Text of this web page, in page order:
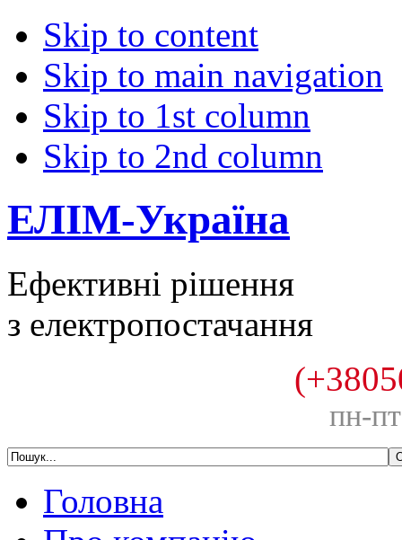
Skip to content
Skip to main navigation
Skip to 1st column
Skip to 2nd column
ЕЛІМ-Україна
Ефективні рішення
з електропостачання
пн-
Головна